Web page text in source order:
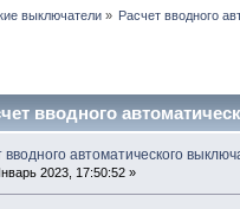
выключатели » Расчет вводного
вводного
вводного автоматического
2023, 17:50:52 »